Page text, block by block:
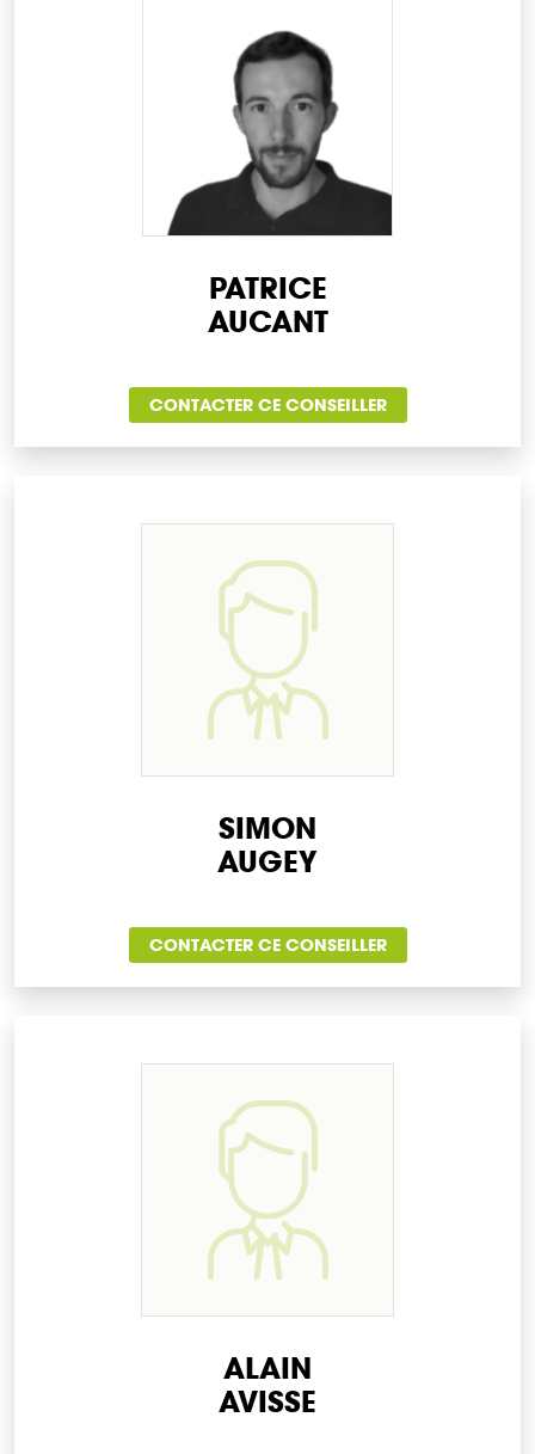
PATRICE
AUCANT
CONTACTER CE CONSEILLER
SIMON
AUGEY
CONTACTER CE CONSEILLER
ALAIN
AVISSE